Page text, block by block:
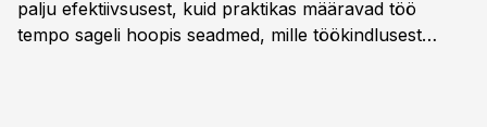
palju efektiivsusest, kuid praktikas määravad töö
tempo sageli hoopis seadmed, mille töökindlusest